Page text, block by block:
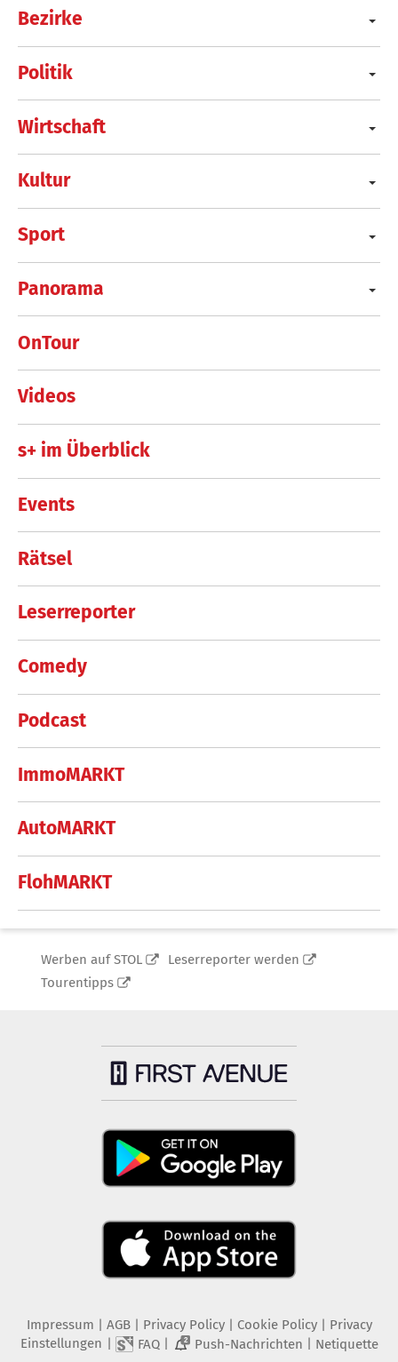
Bezirke
Politik
Wirtschaft
Kultur
Sport
Panorama
OnTour
Videos
s+ im Überblick
Events
Rätsel
Leserreporter
Comedy
Podcast
ImmoMARKT
AutoMARKT
FlohMARKT
Werben auf STOL
Leserreporter werden
Tourentipps
Impressum | AGB | Privacy Policy| Cookie Policy| Privacy
Einstellungen | FAQ| 2 Push-Nachrichten | Netiquette